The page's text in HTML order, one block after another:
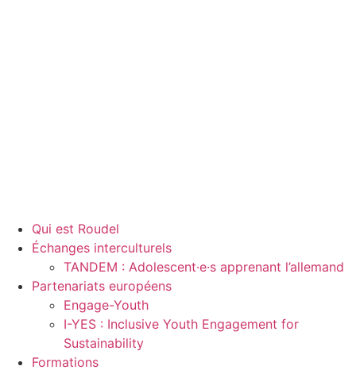
Qui est Roudel
Échanges interculturels
TANDEM : Adolescent·e·s apprenant l’allemand
Partenariats européens
Engage-Youth
I-YES : Inclusive Youth Engagement for
Sustainability
Formations